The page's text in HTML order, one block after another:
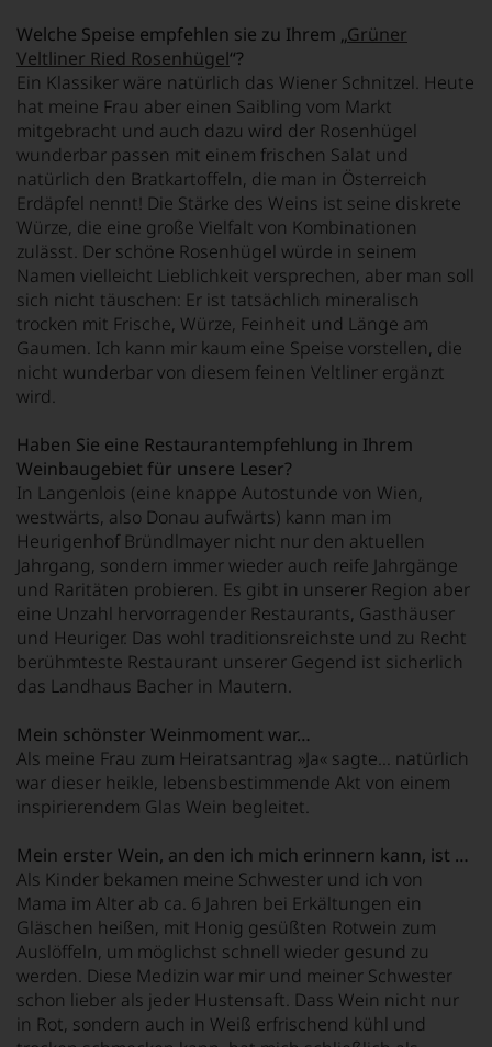
Welche Speise empfehlen sie zu Ihrem „Grüner
Veltliner Ried Rosenhügel“?
Ein Klassiker wäre natürlich das Wiener Schnitzel. Heute
hat meine Frau aber einen Saibling vom Markt
mitgebracht und auch dazu wird der Rosenhügel
wunderbar passen mit einem frischen Salat und
natürlich den Bratkartoffeln, die man in Österreich
Erdäpfel nennt! Die Stärke des Weins ist seine diskrete
Würze, die eine große Vielfalt von Kombinationen
zulässt. Der schöne Rosenhügel würde in seinem
Namen vielleicht Lieblichkeit versprechen, aber man soll
sich nicht täuschen: Er ist tatsächlich mineralisch
trocken mit Frische, Würze, Feinheit und Länge am
Gaumen. Ich kann mir kaum eine Speise vorstellen, die
nicht wunderbar von diesem feinen Veltliner ergänzt
wird.
Haben Sie eine Restaurantempfehlung in Ihrem
Weinbaugebiet für unsere Leser?
In Langenlois (eine knappe Autostunde von Wien,
westwärts, also Donau aufwärts) kann man im
Heurigenhof Bründlmayer nicht nur den aktuellen
Jahrgang, sondern immer wieder auch reife Jahrgänge
und Raritäten probieren. Es gibt in unserer Region aber
eine Unzahl hervorragender Restaurants, Gasthäuser
und Heuriger. Das wohl traditionsreichste und zu Recht
berühmteste Restaurant unserer Gegend ist sicherlich
das Landhaus Bacher in Mautern.
Mein schönster Weinmoment war…
Als meine Frau zum Heiratsantrag »Ja« sagte… natürlich
war dieser heikle, lebensbestimmende Akt von einem
inspirierendem Glas Wein begleitet.
Mein erster Wein, an den ich mich erinnern kann, ist …
Als Kinder bekamen meine Schwester und ich von
Mama im Alter ab ca. 6 Jahren bei Erkältungen ein
Gläschen heißen, mit Honig gesüßten Rotwein zum
Auslöffeln, um möglichst schnell wieder gesund zu
werden. Diese Medizin war mir und meiner Schwester
schon lieber als jeder Hustensaft. Dass Wein nicht nur
in Rot, sondern auch in Weiß erfrischend kühl und